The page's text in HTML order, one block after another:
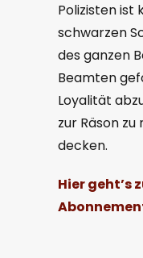
Polizisten ist
schwarzen
des ganzen
Beamten
Loyalität
zur Räson
decken.
Hier geht’s